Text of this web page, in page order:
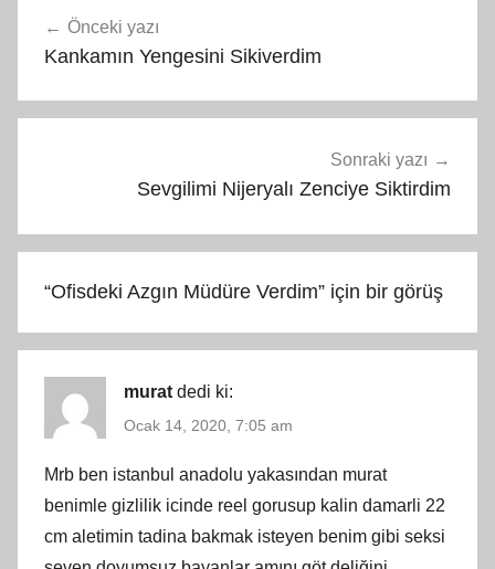
gezinmesi
Önceki yazı
Kankamın Yengesini Sikiverdim
Sonraki yazı
Sevgilimi Nijeryalı Zenciye Siktirdim
“Ofisdeki Azgın Müdüre Verdim” için bir görüş
murat dedi ki:
Ocak 14, 2020, 7:05 am
Mrb ben istanbul anadolu yakasından murat
benimle gizlilik icinde reel gorusup kalin damarli 22
cm aletimin tadina bakmak isteyen benim gibi seksi